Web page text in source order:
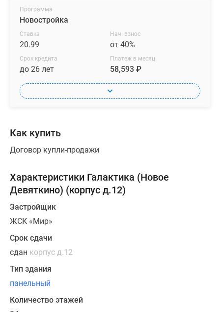
оклеены
обоями,
полу
санузле
плитка,
вдоль
плинтусы,
потолки
сантехника,
пластиковые
окна,
подоконники,
и
выключатели,
межкомнатные
и
входная
Программа
Новостройка
Ставка
20.99
Нач. взнос
от 40%
Срок кредита
до 26 лет
Платеж в месяц
58,593 ₽
Как купить
Договор купли-продажи
Характеристики Галактика (Новое
Девяткино) (корпус д.12)
Застройщик
ЖСК «Мир»
Срок сдачи
сдан корпус д.12
Тип здания
панельный
Количество этажей